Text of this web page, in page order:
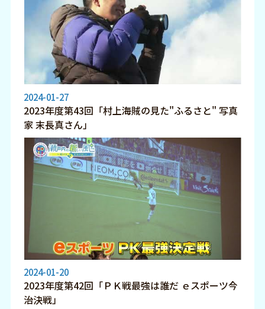
2024-01-27
2023年度第43回「村上海賊の見た"ふるさと" 写真
家 末長真さん」
2024-01-20
2023年度第42回「ＰＫ戦最強は誰だ ｅスポーツ今
治決戦」